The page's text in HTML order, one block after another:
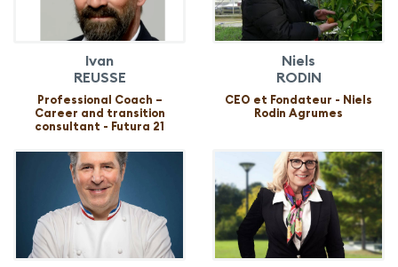
Ivan
REUSSE
Professional Coach –
Career and transition
consultant - Futura 21
Niels
RODIN
CEO et Fondateur - Niels
Rodin Agrumes